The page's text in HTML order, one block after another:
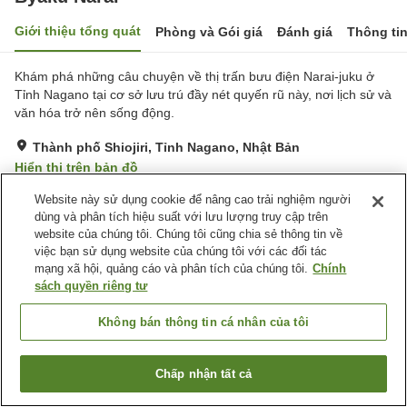
Giới thiệu tổng quát Phòng và Gói giá Đánh giá Thông
Khám phá những câu chuyện về thị trấn bưu điện Narai-juku ở
Tỉnh Nagano tại cơ sở lưu trú đầy nét quyến rũ này, nơi lịch sử và
văn hóa trở nên sống động.
Thành phố Shiojiri, Tỉnh Nagano, Nhật Bản
Hiển thị trên bản đồ
Xuất sắc Đánh giá:10 lượt
Tiện nghi chỗ nghỉ
Bãi đỗ xe
Nhà hàng
Bar
Trang chủ Nhật Bản Tỉnh Nagano
Thành phố Shiojiri
Byaku Narai
Tìm phòng trống
Website này sử dụng cookie để nâng cao trải nghiệm người
dùng và phân tích hiệu suất với lưu lượng truy cập trên
website của chúng tôi. Chúng tôi cũng chia sẻ thông tin về
việc bạn sử dụng website của chúng tôi với các đối tác
mạng xã hội, quảng cáo và phân tích của chúng tôi. Chính
sách quyền riêng tư
Không bán thông tin cá nhân của tôi
Chấp nhận tất cả